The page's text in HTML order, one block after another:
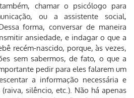
chamar o psicólogo para
ou a assistente social,
forma, conversar de maneira
ansiedade, e indagar o que a
recém-nascido, porque, às vezes,
sem sabermos, de fato, o que a
pedir para eles falarem um
a informação necessária e
silêncio, etc.). Não há apenas